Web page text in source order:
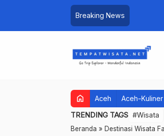
Breaking News
home Aceh Aceh-Kuliner
TRENDING TAGS #Wisata
Beranda » Destinasi Wisata